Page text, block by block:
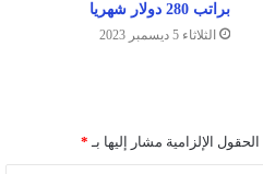
براتب 280 دولار شهريا
الثلاثاء 5 ديسمبر 2023
الحقول الإلزامية مشار إليها بـ *